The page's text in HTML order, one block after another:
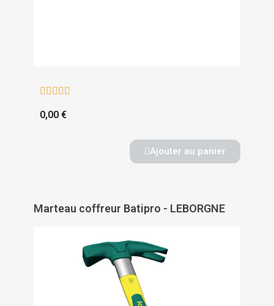
    
0,00 €
Ajouter au panier
Marteau coffreur Batipro - LEBORGNE